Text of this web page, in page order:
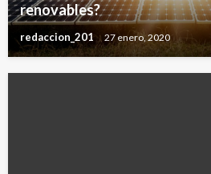
renovables?
redaccion_201 27 enero, 2020